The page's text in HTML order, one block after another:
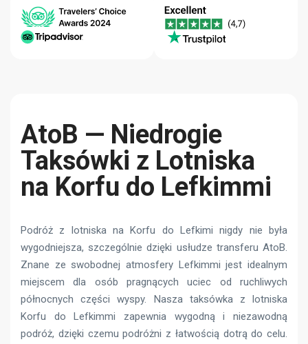
AtoB — Niedrogie
Taksówki z Lotniska
na Korfu do Lefkimmi
Podróż z lotniska na Korfu do Lefkimi nigdy nie była
wygodniejsza, szczególnie dzięki usłudze transferu AtoB.
Znane ze swobodnej atmosfery Lefkimmi jest idealnym
miejscem dla osób pragnących uciec od ruchliwych
północnych części wyspy. Nasza taksówka z lotniska
Korfu do Lefkimmi zapewnia wygodną i niezawodną
podróż, dzięki czemu podróżni z łatwością dotrą do celu.